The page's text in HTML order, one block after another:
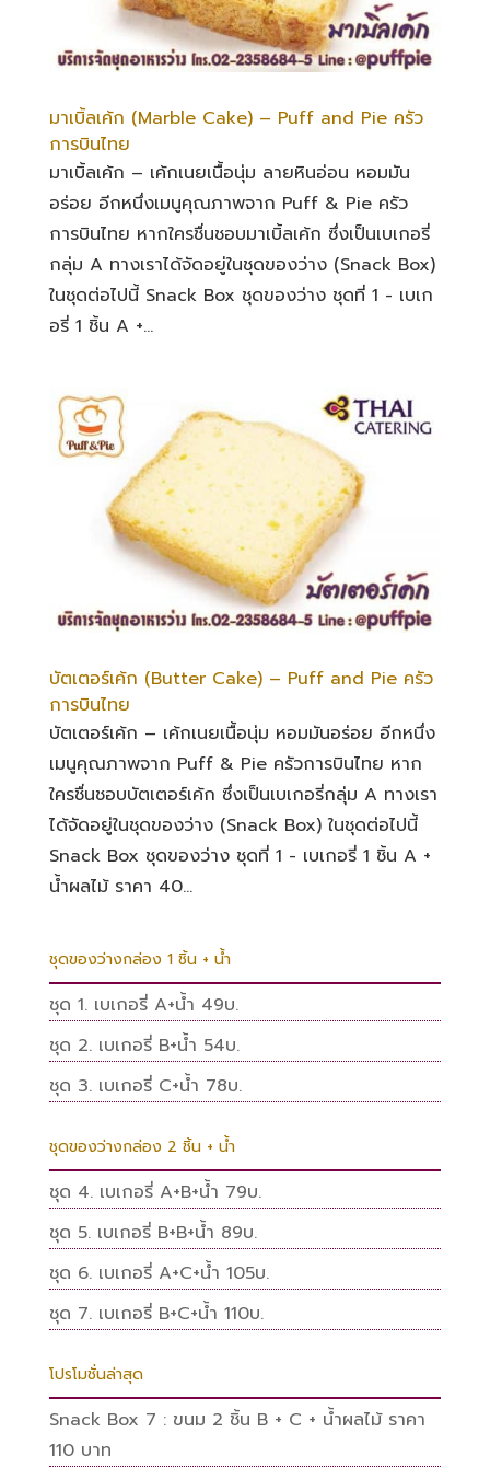
มาเบิ้ลเค้ก (Marble Cake) – Puff and Pie ครัว
การบินไทย
มาเบิ้ลเค้ก – เค้กเนยเนื้อนุ่ม ลายหินอ่อน หอมมัน
อร่อย อีกหนึ่งเมนูคุณภาพจาก Puff & Pie ครัว
การบินไทย หากใครชื่นชอบมาเบิ้ลเค้ก ซึ่งเป็นเบเกอรี่
กลุ่ม A ทางเราได้จัดอยู่ในชุดของว่าง (Snack Box)
ในชุดต่อไปนี้ Snack Box ชุดของว่าง ชุดที่ 1 - เบเก
อรี่ 1 ชิ้น A +...
บัตเตอร์เค้ก (Butter Cake) – Puff and Pie ครัว
การบินไทย
บัตเตอร์เค้ก – เค้กเนยเนื้อนุ่ม หอมมันอร่อย อีกหนึ่ง
เมนูคุณภาพจาก Puff & Pie ครัวการบินไทย หาก
ใครชื่นชอบบัตเตอร์เค้ก ซึ่งเป็นเบเกอรี่กลุ่ม A ทางเรา
ได้จัดอยู่ในชุดของว่าง (Snack Box) ในชุดต่อไปนี้
Snack Box ชุดของว่าง ชุดที่ 1 - เบเกอรี่ 1 ชิ้น A +
น้ำผลไม้ ราคา 40...
ชุดของว่างกล่อง 1 ชิ้น + น้ำ
ชุด 1. เบเกอรี่ A+น้ำ 49บ.
ชุด 2. เบเกอรี่ B+น้ำ 54บ.
ชุด 3. เบเกอรี่ C+น้ำ 78บ.
ชุดของว่างกล่อง 2 ชิ้น + น้ำ
ชุด 4. เบเกอรี่ A+B+น้ำ 79บ.
ชุด 5. เบเกอรี่ B+B+น้ำ 89บ.
ชุด 6. เบเกอรี่ A+C+น้ำ 105บ.
ชุด 7. เบเกอรี่ B+C+น้ำ 110บ.
โปรโมชั่นล่าสุด
Snack Box 7 : ขนม 2 ชิ้น B + C + น้ำผลไม้ ราคา
110 บาท